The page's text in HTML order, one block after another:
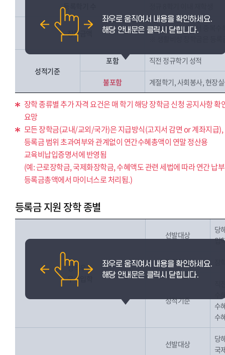
등록학기 수
장학금액
등록금 범위 내에서 중복수
성적기준
포함 직전 정규학기 성적
불포함 계절학기, 사회봉사, 현장
장학 종류별 추가 자격 요건은 매 학기 해당 장학금 신청 공지사항 확
요망
모든 장학금(교내/교외/국가)은 지급방식(고지서 감면 or 계좌지급),
등록금 범위 초과여부와 관계없이 연간수혜총액이 연말 정산용
교육비납입증명서에 반영됨
(예: 근로장학금, 국제화장학금, 수혜액도 관련 세법에 따라 연간 납
등록금총액에서 마이너스로 처리됨.)
등록금 지원 장학 종별
성적우수
우수입학
선발대상
당
입
지원금액
성적기준
수
수
선발대상
당
국